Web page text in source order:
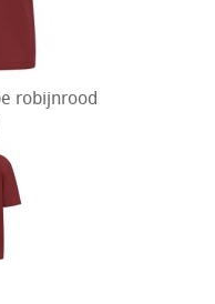
robijnrood